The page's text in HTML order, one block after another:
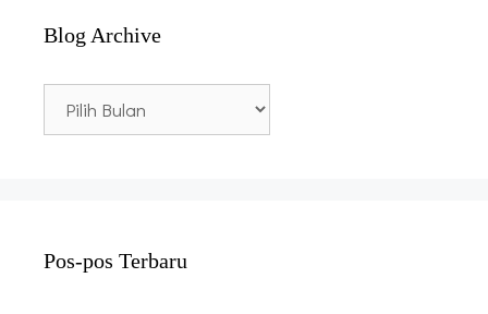
Blog Archive
Archive
Pos-pos Terbaru